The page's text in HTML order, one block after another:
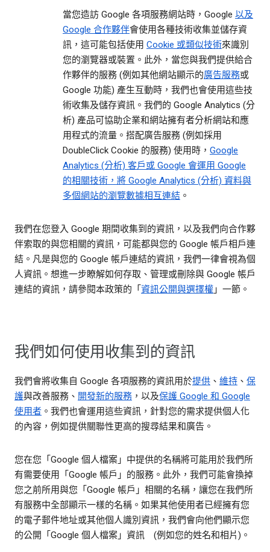
當您造訪 Google 各項服務網站時，Google 以及
Google 合作夥伴會使用各種技術收集並儲存資
訊，這可能包括使用 Cookie 或類似技術來識別
您的瀏覽器或裝置。此外，當您與我們提供給合
作夥伴的服務 (例如其他網站顯示的廣告服務或
Google 功能) 產生互動時，我們也會使用這些技
術收集及儲存資訊。我們的 Google Analytics (分
析) 產品可協助企業和網站擁有者分析網站和應
用程式的流量。搭配廣告服務 (例如採用
DoubleClick Cookie 的服務) 使用時， Google
Analytics (分析) 客戶或 Google 會運用 Google
的相關技術，將 Google Analytics (分析) 資料與
多個網站的瀏覽數據相互連結 。
我們在您登入 Google 期間收集到的資訊，以及我們向合作夥
伴索取的與您相關的資訊，可能都與您的 Google 帳戶相戶連
結。凡是與您的 Google 帳戶連結的資訊，我們一律會視為個
人資訊。想進一步瞭解如何存取、管理或刪除與 Google 帳戶
連結的資訊，請參閱本政策的「 資訊公開與選擇權 」一節。
我們如何使用收集到的資訊
我們會將收集自 Google 各項服務的資訊用於提供 、 維持 、 保
護與改善服務、 開發新的服務 ，以及保護 Google 和 Google
使用者 。我們也會運用這些資訊，針對您的需求提供個人化
的內容，例如提供關聯性更高的搜尋結果和廣告。
您在您「Google 個人檔案」中提供的名稱將可能用於我們所
有需要使用「Google 帳戶」的服務。此外，我們可能會換掉
您之前所用與您「Google 帳戶」相關的名稱，讓您在我們所
有服務中全部顯示一樣的名稱。如果其他使用者已經擁有您
的電子郵件地址或其他個人識別資訊，我們會向他們顯示您
的公開「Google 個人檔案」資訊 (例如您的姓名和相片)。